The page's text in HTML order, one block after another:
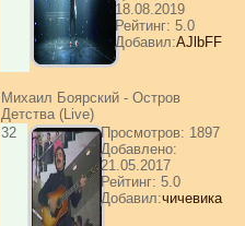
18.08.2019
Рейтинг: 5.0
Добавил:AJlbFF
Михаил Боярский - Остров
Детства (Live)
32
Просмотров: 1897
Добавлено:
21.05.2017
Рейтинг: 5.0
Добавил:чичевика